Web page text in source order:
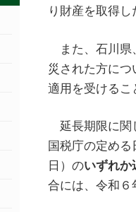
り財産を取得
また、石川県
災された方に
適用を受けるこ
延長期限に関
国税庁の定め
日）のいずれか
合には、令和６